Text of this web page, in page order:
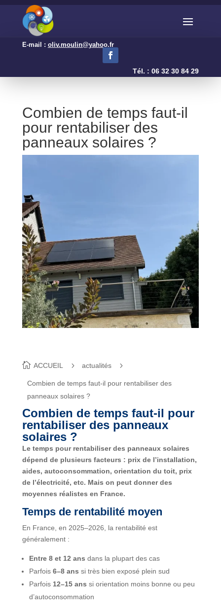
E-mail : oliv.moulin@yahoo.fr
Tél. : 06 32 30 84 29
Combien de temps faut-il
pour rentabiliser des
panneaux solaires ?
ACCUEIL actualités
Combien de temps faut-il pour rentabiliser des
panneaux solaires ?
Combien de temps faut-il pour
rentabiliser des panneaux
solaires ?
Le temps pour rentabiliser des panneaux solaires
dépend de plusieurs facteurs : prix de l’installation,
aides, autoconsommation, orientation du toit, prix
de l’électricité, etc. Mais on peut donner des
moyennes réalistes en France.
Temps de rentabilité moyen
En France, en 2025–2026, la rentabilité est
généralement :
Entre 8 et 12 ans dans la plupart des cas
Parfois 6–8 ans si très bien exposé plein sud
Parfois 12–15 ans si orientation moins bonne ou peu
d’autoconsommation